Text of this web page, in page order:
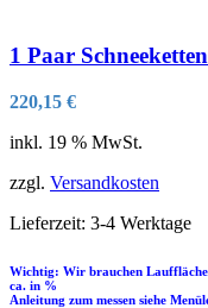
1 Paar
220,15 €
inkl. 19 % MwSt.
zzgl. Versandkosten
Lieferzeit: 3-4 Werktage
Wichtig: Wir brauchen
ca. in %
Anleitung zum messen siehe